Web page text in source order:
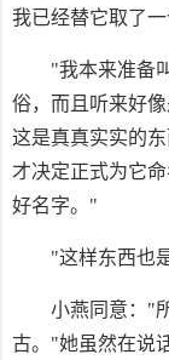
我已经替它取了
"我本来准备
俗，而且听来好
这是真真实实的
才决定正式为它
好名字。"
"这样东西也
小燕同意："
古。"她虽然在说